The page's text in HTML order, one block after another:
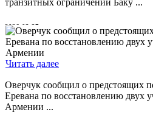
транзитных ограничений Баку ...
2026-03-27
Читать далее
Оверчук сообщил о предстоящих
Еревана по восстановлению двух
Армении ...